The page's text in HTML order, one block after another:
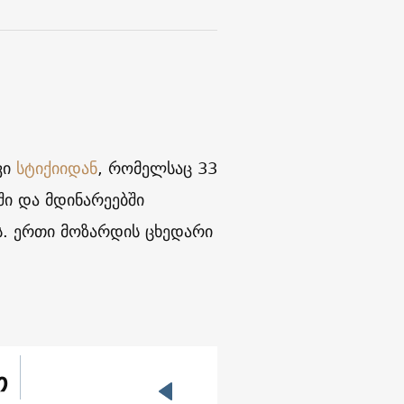
სტიქიიდან, რომელსაც 33
და მდინარეებში
ერთი მოზარდის ცხედარი